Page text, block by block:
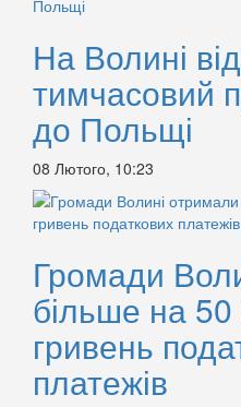
На Волині
тимчасовий
до Польщі
08 Лютого, 10:23
Громади
більше на 50
гривень
платежів